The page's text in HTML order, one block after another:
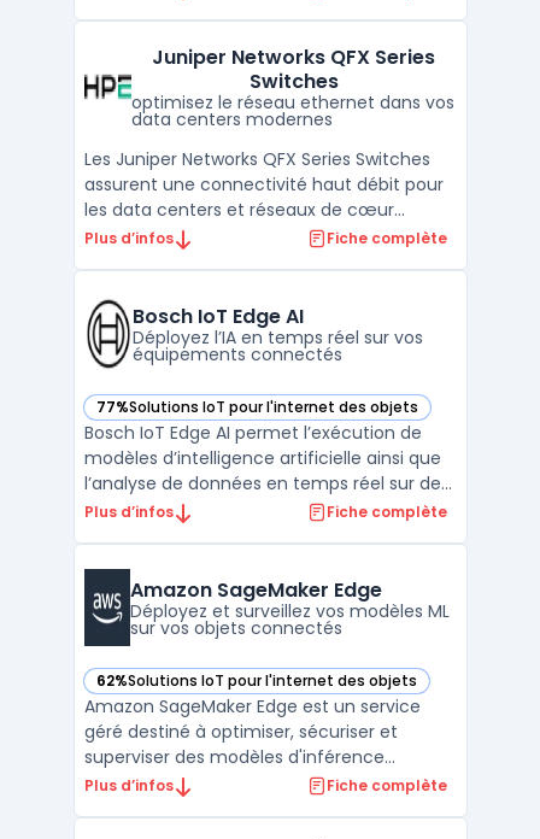
organisations doivent maîtriser l’exposition
de leur réseau à de nouveaux risqu ...
Juniper Networks QFX Series
Switches
optimisez le réseau ethernet dans vos
data centers modernes
Les Juniper Networks QFX Series Switches
assurent une connectivité haut débit pour
les data centers et réseaux de cœur
campus nécessitant une infrastructure
ces équipements répondent aux besoins de
performance et de ...
Plus d’infos Fiche complète
Bosch IoT Edge AI
Déployez l’IA en temps réel sur vos
équipements connectés
77%Solutions IoT pour l'internet des objets
— voir Bosch IoT Edge AI dans cette catégorie
Bosch IoT Edge AI permet l’exécution de
modèles d’intelligence artificielle ainsi que
l’analyse de données en temps réel sur des
équipements connectés. Cet outil
s'intégrant avec des environnements
compatibles, n ...
Plus d’infos Fiche complète
Amazon SageMaker Edge
Déployez et surveillez vos modèles ML
sur vos objets connectés
62%Solutions IoT pour l'internet des objets
— voir Amazon SageMaker Edge dans cette catégorie
Amazon SageMaker Edge est un service
géré destiné à optimiser, sécuriser et
superviser des modèles d'inférence
machine learning périphérique sur des
Plus d’infos Fiche complète